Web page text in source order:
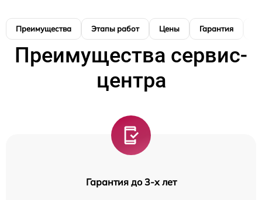
Преимущества Этапы работ Цены Гарантия
Преимущества сервис-
центра
Гарантия до 3-х лет